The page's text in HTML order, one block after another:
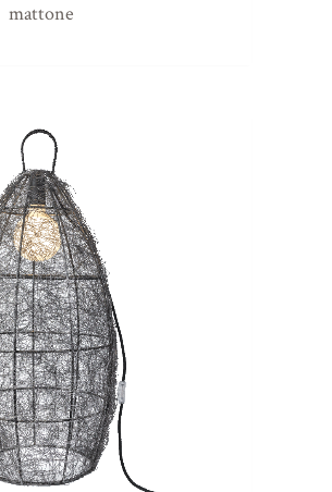
mattone